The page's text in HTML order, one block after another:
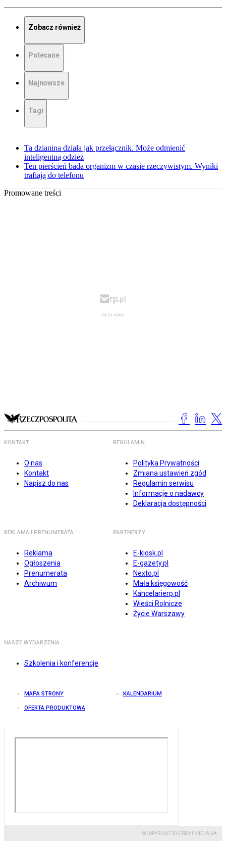
Zobacz również
Polecane
Najnowsze
Tagi
Ta dzianina działa jak przełącznik. Może odmienić
inteligentną odzież
Ten pierścień bada organizm w czasie rzeczywistym. Wyniki
trafiają do telefonu
Promowane treści
KONTAKT
O nas
Kontakt
Napisz do nas
REGULAMIN
Polityka Prywatności
Zmiana ustawień zgód
Regulamin serwisu
Informacje o nadawcy
Deklaracja dostępności
REKLAMA I PRENUMERATA
Reklama
Ogłoszenia
Prenumerata
Archiwum
PARTNERZY
E-kiosk.pl
E-gazety.pl
Nexto.pl
Mała księgowość
Kancelarierp.pl
Wieści Rolnicze
Życie Warszawy
NASZE WYDARZENIA
Szkolenia i konferencje
MAPA STRONY KALENDARIUM
OFERTA PRODUKTOWA
© COPYRIGHT BY GREMI MEDIA SA